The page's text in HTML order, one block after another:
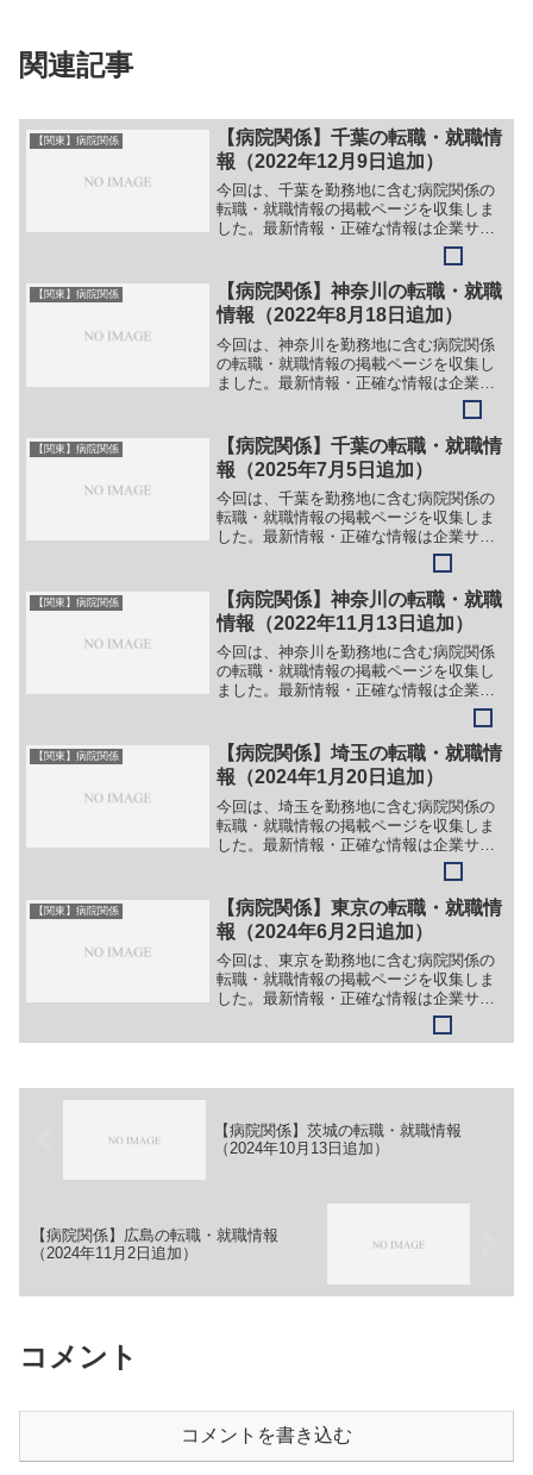
関連記事
【関東】病院関係
【病院関係】千葉の転職・就職情
報（2022年12月9日追加）
今回は、千葉を勤務地に含む病院関係の
転職・就職情報の掲載ページを収集しま
した。最新情報・正確な情報は企業サイ
トでご確認ください。①【会社名】介護
付有料老人ホーム ウィズホスピタル千葉
白井【職務】［常勤・パート］＞＞
（１）ケアマネージャー＞＞...
【関東】病院関係
【病院関係】神奈川の転職・就職
情報（2022年8月18日追加）
今回は、神奈川を勤務地に含む病院関係
の転職・就職情報の掲載ページを収集し
ました。最新情報・正確な情報は企業サ
イトでご確認ください。①【会社名】湘
南厚木病院【職務】＞＞（１）医師（内
科(総合内科、腎臓、糖尿病、呼吸器、神
経)）＞＞（２）医師（...
【関東】病院関係
【病院関係】千葉の転職・就職情
報（2025年7月5日追加）
今回は、千葉を勤務地に含む病院関係の
転職・就職情報の掲載ページを収集しま
した。最新情報・正確な情報は企業サイ
トでご確認ください。①【会社名】 社会
福祉法人 旭福祉会 高齢者総合ケアセ
ンター やすらぎ園【職務】［新卒］＞
＞（１）介護職員＞＞（...
【関東】病院関係
【病院関係】神奈川の転職・就職
情報（2022年11月13日追加）
今回は、神奈川を勤務地に含む病院関係
の転職・就職情報の掲載ページを収集し
ました。最新情報・正確な情報は企業サ
イトでご確認ください。①【会社名】横
（１）医師（総合内科・総合診療センタ
ー）＞＞（２）医師（呼吸器内...
【関東】病院関係
【病院関係】埼玉の転職・就職情
報（2024年1月20日追加）
今回は、埼玉を勤務地に含む病院関係の
転職・就職情報の掲載ページを収集しま
した。最新情報・正確な情報は企業サイ
トでご確認ください。①【会社名】社会
医療法人 ジャパンメディカルアライア
ンス 東埼玉総合病院【職務】［新卒］
＞＞（１）救急救命士＞＞...
【関東】病院関係
【病院関係】東京の転職・就職情
報（2024年6月2日追加）
今回は、東京を勤務地に含む病院関係の
転職・就職情報の掲載ページを収集しま
した。最新情報・正確な情報は企業サイ
トでご確認ください。①【会社名】社会
福祉法人 仁生社 江戸川病院【職務】
【病院関係】茨城の転職・就職情報
（2024年10月13日追加）
【病院関係】広島の転職・就職情報
（2024年11月2日追加）
コメント
コメントを書き込む